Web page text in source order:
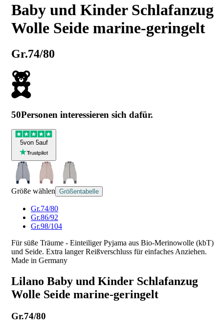
Baby und Kinder Schlafanzug
Wolle Seide marine-geringelt
Gr.74/80
50Personen interessieren sich dafür.
5von 5auf
Größe wählen Größentabelle
Gr.74/80
Gr.86/92
Gr.98/104
Für süße Träume - Einteiliger Pyjama aus Bio-Merinowolle (kbT)
und Seide. Extra langer Reißverschluss für einfaches Anziehen.
Made in Germany
Lilano Baby und Kinder Schlafanzug
Wolle Seide marine-geringelt
Gr.74/80